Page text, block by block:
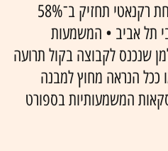
לאחר השלמת בעסקה משפחת רקנאטי תחזיק ב־58%
תל אביב • המשמעות
שנכנס לקבוצה בקול תרועה
ככל הנראה מחוץ למבנה
המשמעותיות בספורט